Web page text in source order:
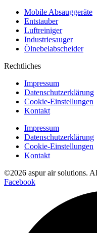
Mobile Absauggeräte
Entstauber
Luftreiniger
Industriesauger
Ölnebelabscheider
Rechtliches
Impressum
Datenschutzerklärung
Cookie-Einstellungen
Kontakt
Impressum
Datenschutzerklärung
Cookie-Einstellungen
Kontakt
©2026 aspur air solutions.
Facebook